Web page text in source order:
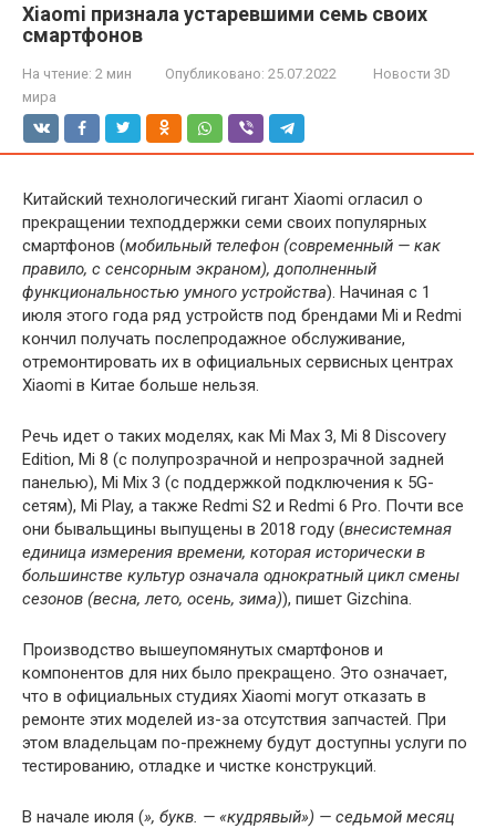
Xiaomi признала устаревшими семь своих
смартфонов
На чтение: 2 мин Опубликовано: 25.07.2022
Новости 3D
мира
Китайский технологический гигант Xiaomi огласил о
прекращении техподдержки семи своих популярных
смартфонов (мобильный телефон (современный — как
правило, с сенсорным экраном), дополненный
функциональностью умного устройства). Начиная с 1
июля этого года ряд устройств под брендами Mi и Redmi
кончил получать послепродажное обслуживание,
отремонтировать их в официальных сервисных центрах
Xiaomi в Китае больше нельзя.
Речь идет о таких моделях, как Mi Max 3, Mi 8 Discovery
Edition, Mi 8 (с полупрозрачной и непрозрачной задней
панелью), Mi Mix 3 (с поддержкой подключения к 5G-
сетям), Mi Play, а также Redmi S2 и Redmi 6 Pro. Почти все
они бывальщины выпущены в 2018 году (внесистемная
единица измерения времени, которая исторически в
большинстве культур означала однократный цикл смены
сезонов (весна, лето, осень, зима)), пишет Gizchina.
Производство вышеупомянутых смартфонов и
компонентов для них было прекращено. Это означает,
что в официальных студиях Xiaomi могут отказать в
ремонте этих моделей из-за отсутствия запчастей. При
этом владельцам по-прежнему будут доступны услуги по
тестированию, отладке и чистке конструкций.
В начале июля (», букв. — «кудрявый») — седьмой месяц